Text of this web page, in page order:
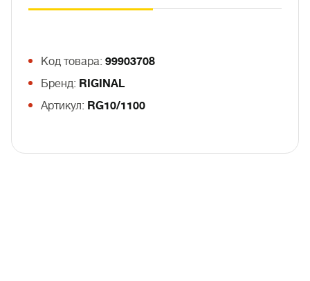
Код товара: 99903708
Бренд: RIGINAL
Артикул: RG10/1100